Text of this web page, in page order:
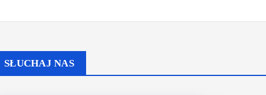
SŁUCHAJ NAS